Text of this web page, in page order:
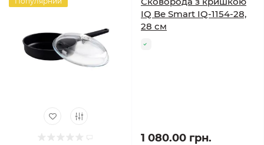
IQ Be Smart IQ-1154-28,
28 см
1 080.00 грн.